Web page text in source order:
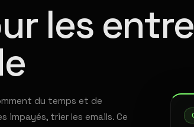
les
du temps et de
impayés, trier les emails. Ce